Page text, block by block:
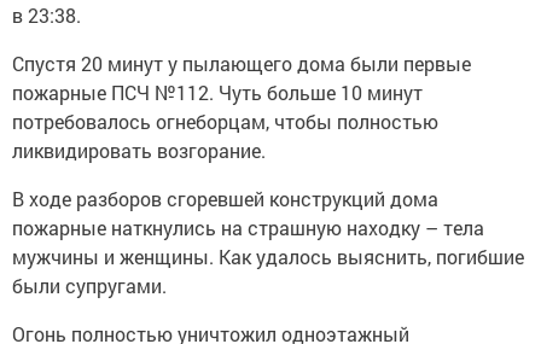
в 23:38.
Спустя 20 минут у пылающего дома были первые
пожарные ПСЧ №112. Чуть больше 10 минут
потребовалось огнеборцам, чтобы полностью
ликвидировать возгорание.
В ходе разборов сгоревшей конструкций дома
пожарные наткнулись на страшную находку – тела
мужчины и женщины. Как удалось выяснить, погибшие
были супругами.
Огонь полностью уничтожил одноэтажный